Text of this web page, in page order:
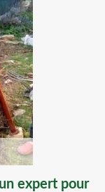
expert pour